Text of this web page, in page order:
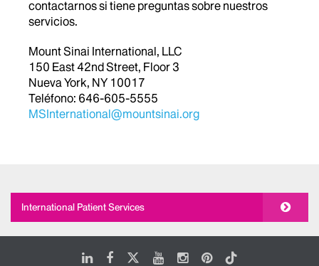
contactarnos si tiene preguntas sobre nuestros
servicios.
Mount Sinai International, LLC
150 East 42nd Street, Floor 3
Nueva York, NY 10017
Teléfono: 646-605-5555
MSInternational@mountsinai.org
International Patient Services
LinkedIn
FacebookYoutubeInstagram
Pinterest
Tiktok